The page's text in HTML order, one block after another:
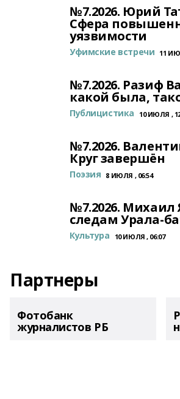
№7.2026. Юрий
Сфера
уязвимости
Уфимские встречи 11
№7.2026. Разиф
какой была,
Публицистика 10 ИЮЛЯ ,
№7.2026.
Круг завершён
Поэзия 8 ИЮЛЯ , 06:54
№7.2026. Михаил
следам Урала-
Культура 10 ИЮЛЯ , 06:07
Партнеры
Фотобанк
журналистов РБ